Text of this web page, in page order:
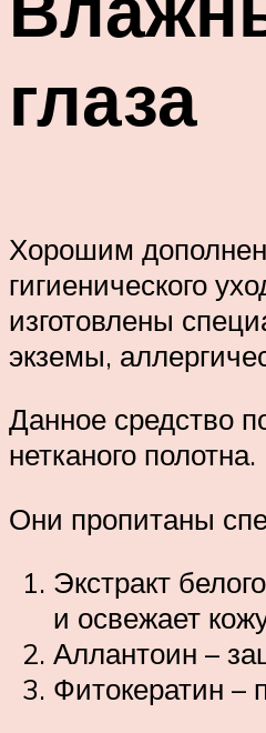
глаза
Хорошим
гигиенического
изготовлены
экземы,
Данное средство
нетканого полотна.
Они пропитаны
Экстракт
и освежает
Аллантоин –
Фитокератин –